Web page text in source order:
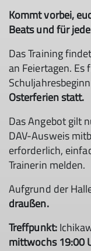
Kommt vorbei,
Beats und für
Das Training
an Feiertagen.
Schuljahresbeginn
Osterferien statt.
Das Angebot gilt
DAV-Ausweis
erforderlich,
Trainerin melden.
Aufgrund der
draußen.
Treffpunkt:
mittwochs 19:00